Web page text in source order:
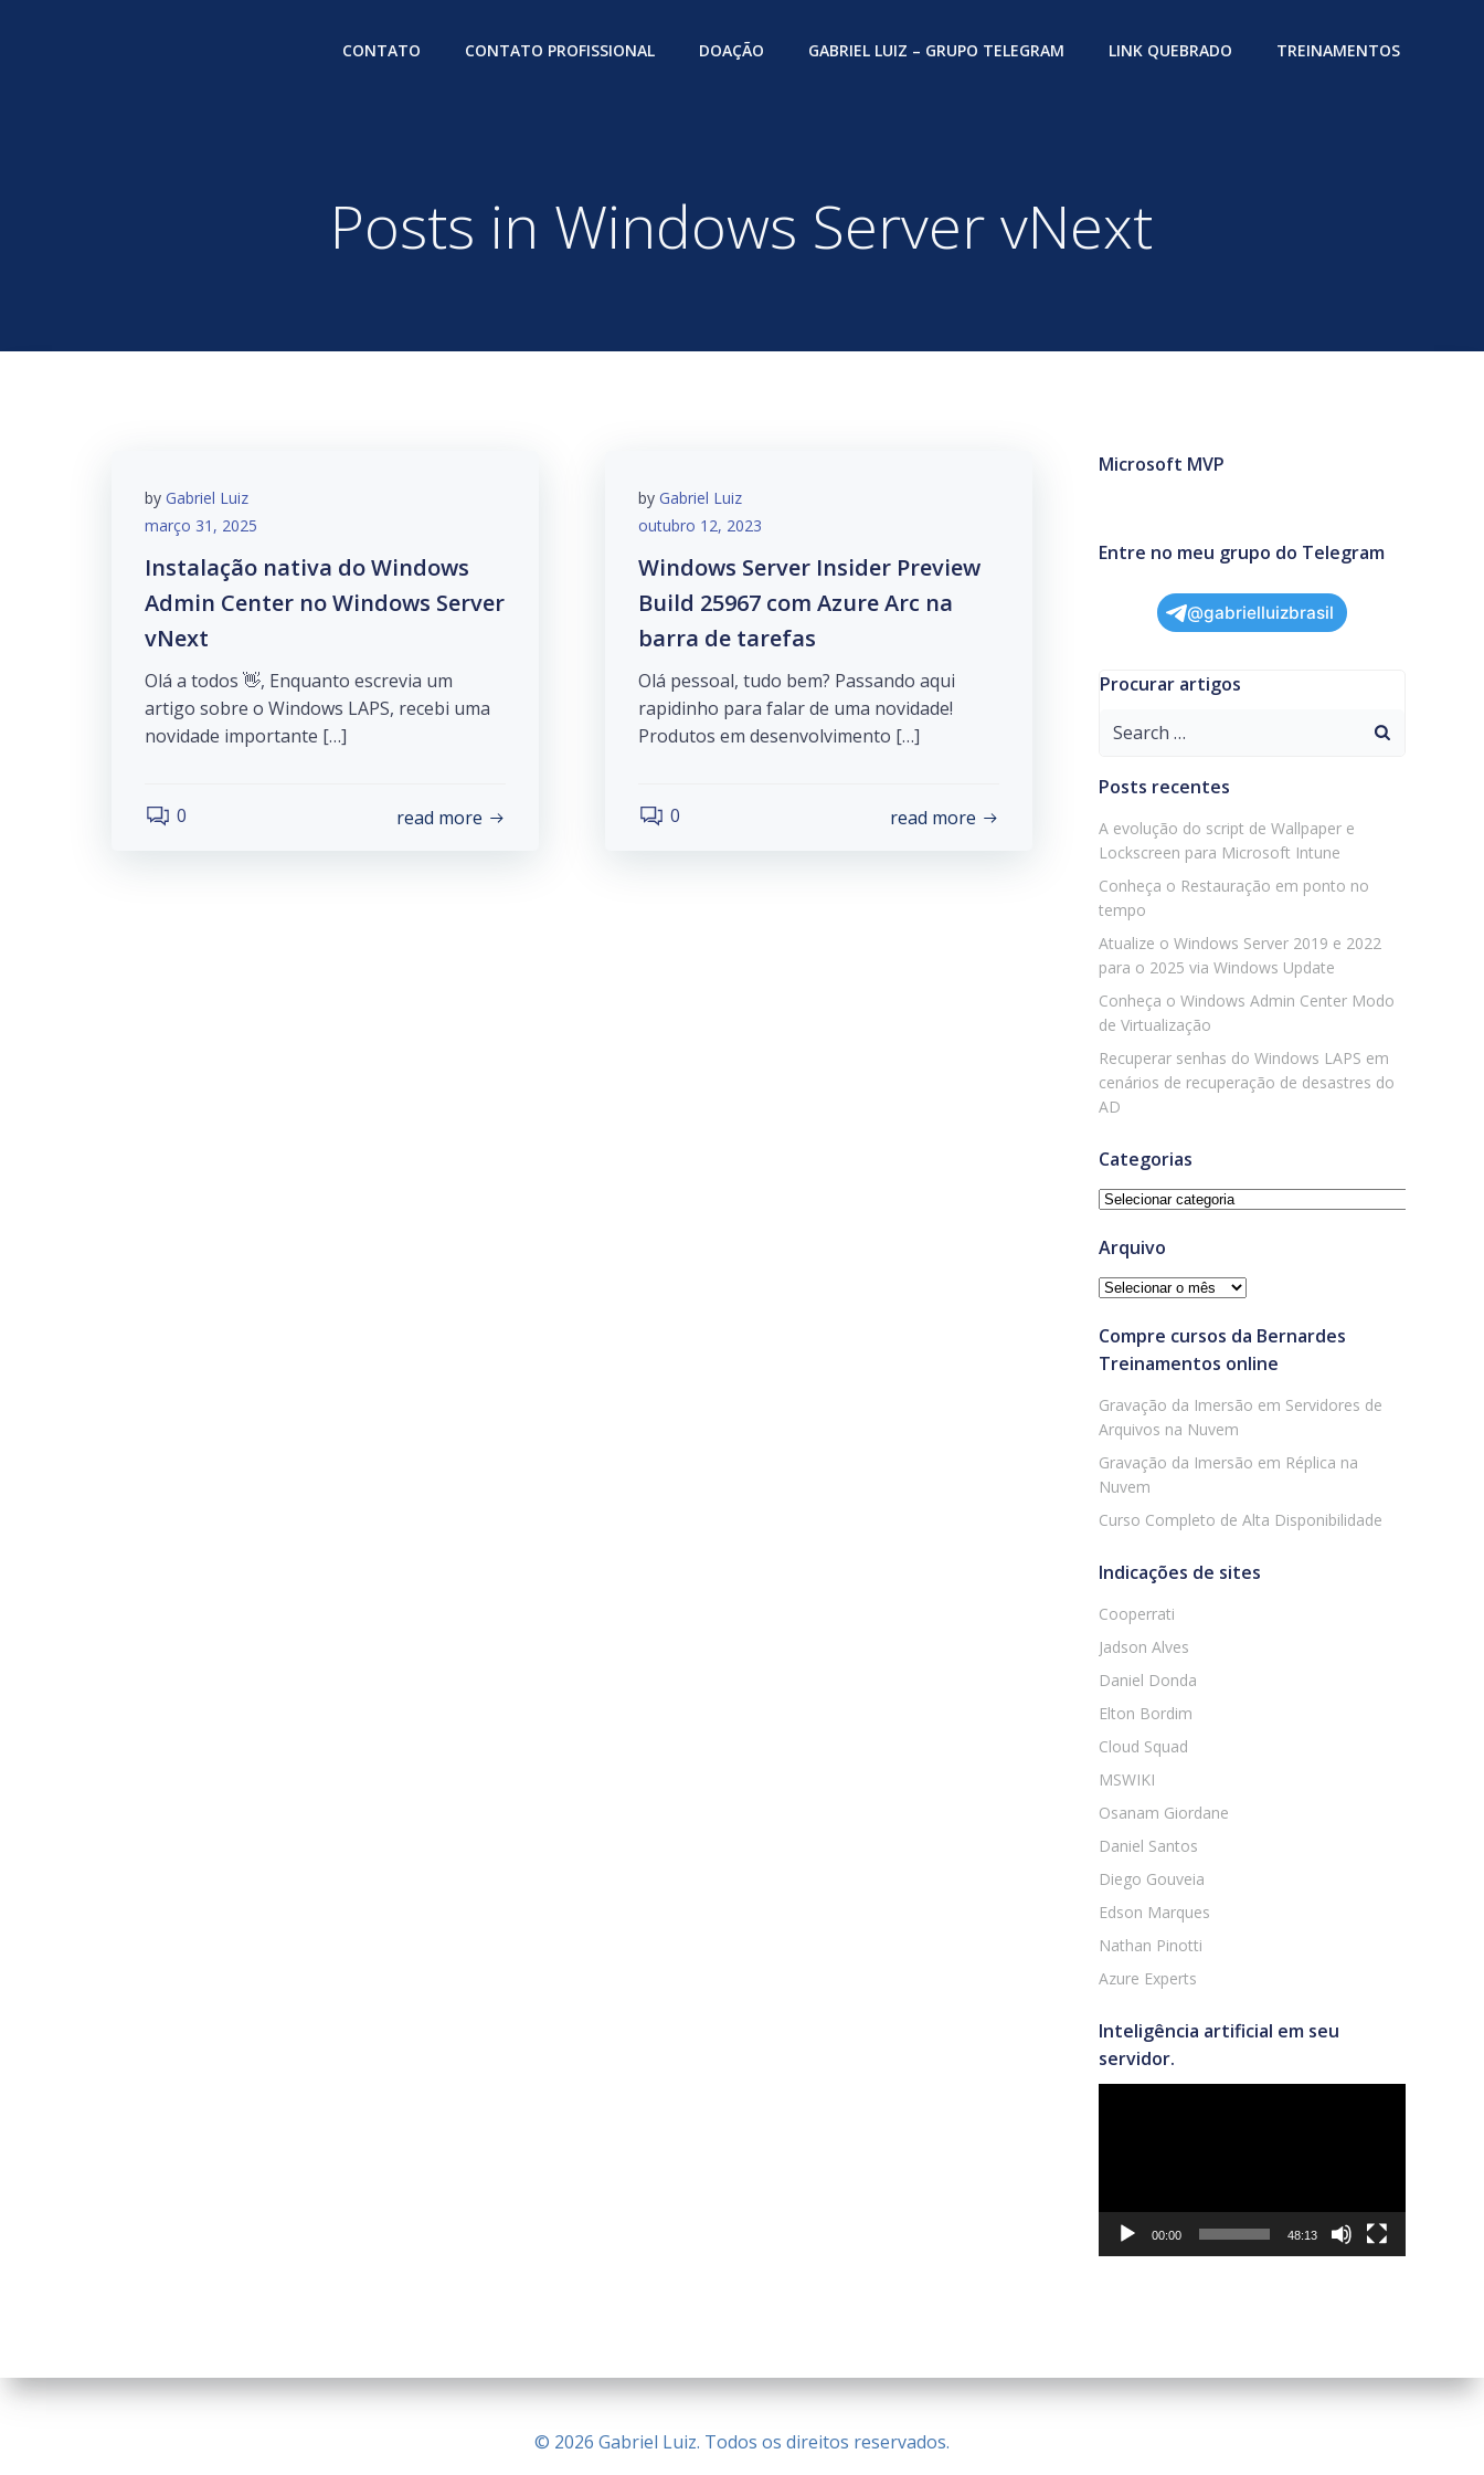
CONTATO CONTATO PROFISSIONAL DOAÇÃO GABRIEL LUIZ – GRUPO TELEGRAM LINK QUEBRADO TREINAMENTOS
Posts in Windows Server vNext
by Gabriel Luiz
março 31, 2025
Instalação nativa do Windows
Admin Center no Windows Server
vNext
Olá a todos 👋, Enquanto escrevia um
artigo sobre o Windows LAPS, recebi uma
novidade importante […]
0 read more
by Gabriel Luiz
outubro 12, 2023
Windows Server Insider Preview
Build 25967 com Azure Arc na
barra de tarefas
Olá pessoal, tudo bem? Passando aqui
rapidinho para falar de uma novidade!
Produtos em desenvolvimento […]
0 read more
Microsoft MVP
Entre no meu grupo do Telegram
@gabrielluizbrasil
Procurar artigos
Search
Posts recentes
A evolução do script de Wallpaper e
Lockscreen para Microsoft Intune
Conheça o Restauração em ponto no
tempo
Atualize o Windows Server 2019 e 2022
para o 2025 via Windows Update
Conheça o Windows Admin Center Modo
de Virtualização
Recuperar senhas do Windows LAPS em
cenários de recuperação de desastres do
AD
Categorias
Categorias
Arquivo
Arquivo
Compre cursos da Bernardes
Treinamentos online
Gravação da Imersão em Servidores de
Arquivos na Nuvem
Gravação da Imersão em Réplica na
Nuvem
Curso Completo de Alta Disponibilidade
Indicações de sites
Cooperrati
Jadson Alves
Daniel Donda
Elton Bordim
Cloud Squad
MSWIKI
Osanam Giordane
Daniel Santos
Diego Gouveia
Edson Marques
Nathan Pinotti
Azure Experts
Inteligência artificial em seu
servidor.
00:00 48:13
© 2026 Gabriel Luiz. Todos os direitos reservados.